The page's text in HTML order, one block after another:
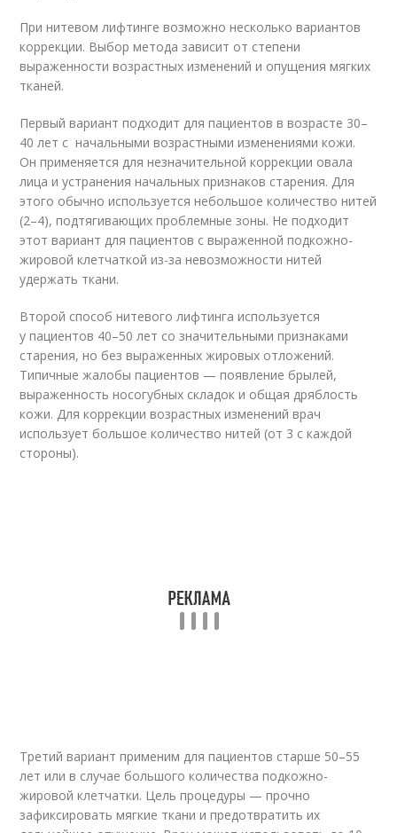
При нитевом лифтинге возможно несколько вариантов
коррекции. Выбор метода зависит от степени
выраженности возрастных изменений и опущения мягких
тканей.
Первый вариант подходит для пациентов в возрасте 30–
40 лет с начальными возрастными изменениями кожи.
Он применяется для незначительной коррекции овала
лица и устранения начальных признаков старения. Для
этого обычно используется небольшое количество нитей
(2–4), подтягивающих проблемные зоны. Не подходит
этот вариант для пациентов с выраженной подкожно-
жировой клетчаткой из-за невозможности нитей
удержать ткани.
Второй способ нитевого лифтинга используется
у пациентов 40–50 лет со значительными признаками
старения, но без выраженных жировых отложений.
Типичные жалобы пациентов — появление брылей,
выраженность носогубных складок и общая дряблость
кожи. Для коррекции возрастных изменений врач
использует большое количество нитей (от 3 с каждой
стороны).
Третий вариант применим для пациентов старше 50–55
лет или в случае большого количества подкожно-
жировой клетчатки. Цель процедуры — прочно
зафиксировать мягкие ткани и предотвратить их